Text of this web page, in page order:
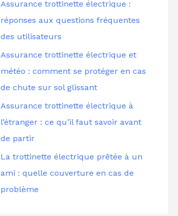
c
h
e
r
:
Assurance trottinette électrique :
réponses aux questions fréquentes
des utilisateurs
Assurance trottinette électrique et
météo : comment se protéger en cas
de chute sur sol glissant
Assurance trottinette électrique à
l’étranger : ce qu’il faut savoir avant
de partir
La trottinette électrique prêtée à un
ami : quelle couverture en cas de
problème